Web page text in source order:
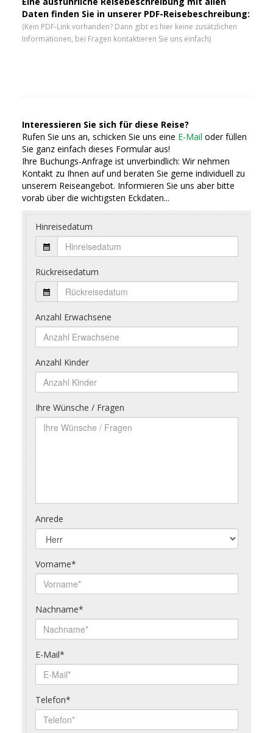
Daten finden Sie in unserer PDF-Reisebeschreibung:
(Kein PDF-Link vorhanden? Dann gibt es hier keine zusätzlichen
Informationen, bei Fragen kontaktieren Sie uns einfach)
Interessieren Sie sich für diese Reise?
Rufen Sie uns an, schicken Sie uns eine E-Mail oder füllen
Sie ganz einfach dieses Formular aus!
Ihre Buchungs-Anfrage ist unverbindlich: Wir nehmen
Kontakt zu Ihnen auf und beraten Sie gerne individuell zu
unserem Reiseangebot. Informieren Sie uns aber bitte
vorab über die wichtigsten Eckdaten...